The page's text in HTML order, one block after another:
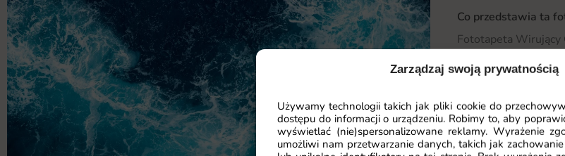
Zarządzaj swoją prywatnością
Używamy technologii takich jak pliki cookie do
dostępu do informacji o urządzeniu. Robimy to, aby
wyświetlać (nie)spersonalizowane reklamy. Wyrażenie
umożliwi nam przetwarzanie danych, takich jak
Co przedstawia ta
Fototapeta Wirujący
kompozycji, ujęty w
Motyw w stylistyce
Wzór dopracowano
skomponowana